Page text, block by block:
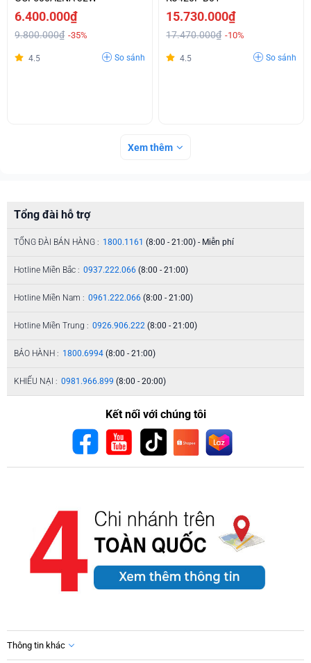
6.400.000₫
9.800.000₫ -35%
4.5 So sánh
15.730.000₫
17.470.000₫ -10%
4.5 So sánh
Xem thêm
Tổng đài hỗ trợ
TỔNG ĐÀI BÁN HÀNG : 1800.1161 (8:00 - 21:00) - Miễn phí
Hotline Miền Bắc : 0937.222.066 (8:00 - 21:00)
Hotline Miền Nam : 0961.222.066 (8:00 - 21:00)
Hotline Miền Trung : 0926.906.222 (8:00 - 21:00)
BẢO HÀNH : 1800.6994 (8:00 - 21:00)
KHIẾU NẠI : 0981.966.899 (8:00 - 20:00)
Kết nối với chúng tôi
Thông tin khác